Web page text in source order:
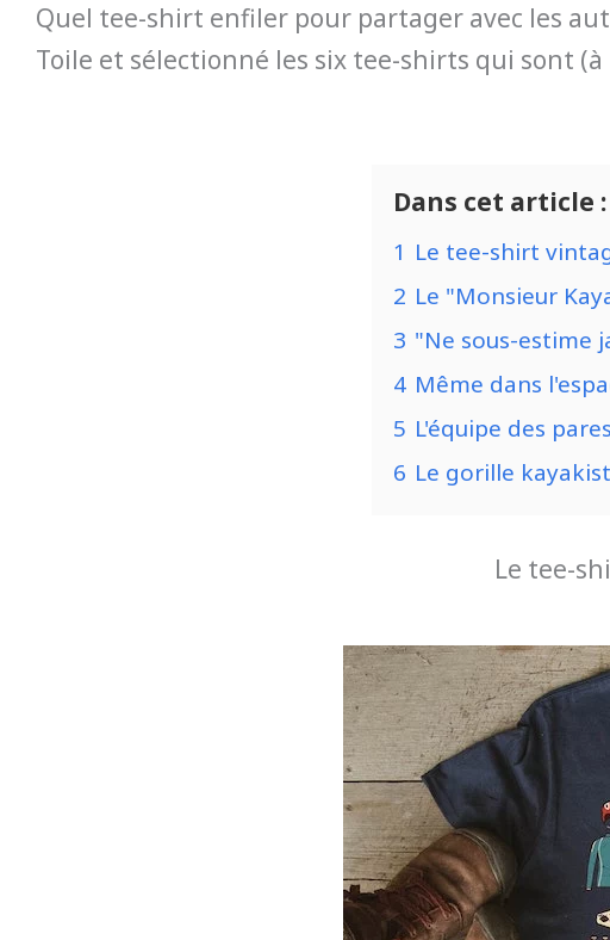
Quel tee-shirt enfiler pour partager avec les
Toile et sélectionné les six tee-shirts qui sont
Dans cet article :
1 Le tee-shirt
2 Le "Monsieur
3 "Ne sous-estime
4 Même dans
5 L'équipe des
6 Le gorille
Le tee-